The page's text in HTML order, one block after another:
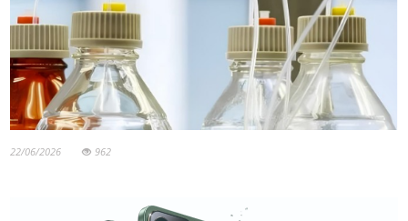
22/06/2026 962